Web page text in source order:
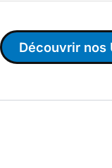
Découvrir nos